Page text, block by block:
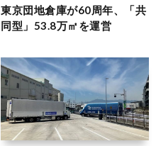
東京団地倉庫が60周年、「共
同型」53.8万㎡を運営